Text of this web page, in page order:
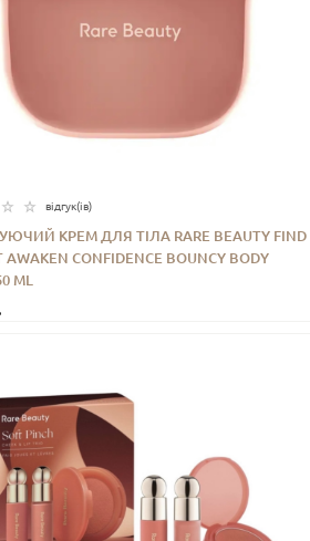
відгук(iв)
КРЕМ ДЛЯ ТІЛА RARE BEAUTY FIND
AWAKEN CONFIDENCE BOUNCY BODY
ML